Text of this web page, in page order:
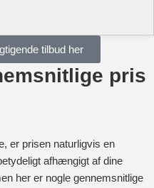
tilbud her
pris
er prisen naturligvis en
afhængigt af dine
her er nogle gennemsnitlige